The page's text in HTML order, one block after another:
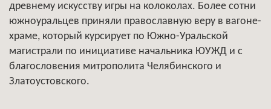
древнему искусству игры на колоколах. Более сотни
южноуральцев приняли православную веру в вагоне-
храме, который курсирует по Южно-Уральской
магистрали по инициативе начальника ЮУЖД и с
благословения митрополита Челябинского и
Златоустовского.